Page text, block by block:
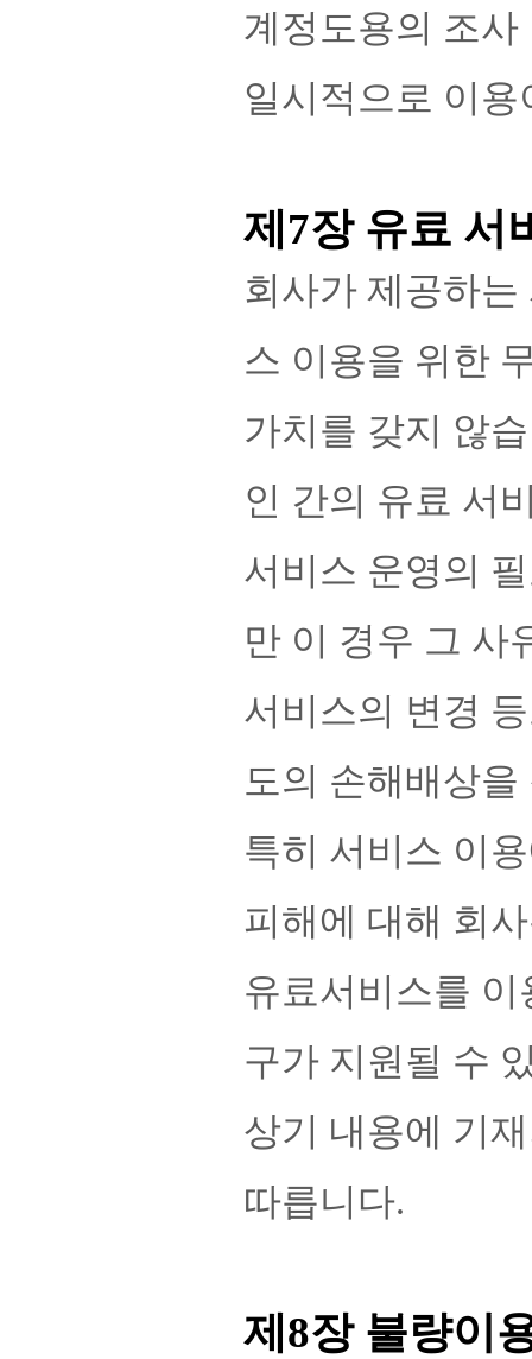
계정도용의 조사
일시적으로 이
제7장 유료 서
회사가 제공하
스 이용을 위한
가치를 갖지 않
인 간의 유료 서
서비스 운영의
만 이 경우 그 사
서비스의 변경
도의 손해배상
특히 서비스 이
피해에 대해 회
유료서비스를
구가 지원될 수
상기 내용에 기
따릅니다.
제8장 불량이